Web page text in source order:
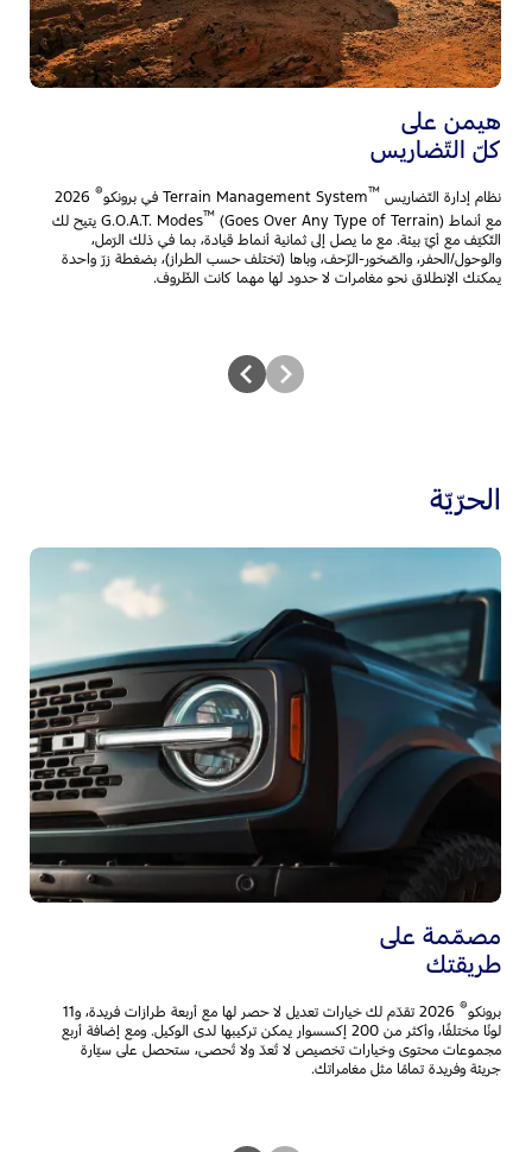
هيمن على
كلّ التّضاريس
نظام إدارة التّضاريس ™Terrain Management System في برونكو ®
2026
مع أنماط G.O.A.T. Modes
™
(Goes Over Any Type of Terrain) يتيح لك
التّكيّف مع أيّ بيئة. مع ما يصل إلى ثمانية أنماط قيادة، بما في ذلك الرّمل،
والوحول/الحفر، والصّخور-الزّحف، وباها (تختلف حسب الطراز)، بضغطة زرّ واحدة
يمكنك الإنطلاق نحو مغامرات لا حدود لها مهما كانت الظّروف.
الحرّيّة
مصمّمة على
طريقتك
برونكو®
2026 تقدّم لك خيارات تعديل لا حصر لها مع أربعة طرازات فريدة، و11
لونًا مختلفًا، وأكثر من 200 إكسسوار يمكن تركيبها لدى الوكيل. ومع إضافة أربع
مجموعات محتوى وخيارات تخصيص لا تُعدّ ولا تُحصى، ستحصل على سيّارة
جريئة وفريدة تمامًا مثل مغامراتك.